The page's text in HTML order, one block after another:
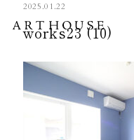
2025.01.22
works23 (10)